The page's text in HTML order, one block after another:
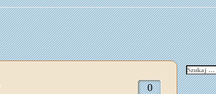
0
Szukaj: